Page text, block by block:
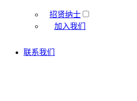
招贤纳士
加入我们
联系我们